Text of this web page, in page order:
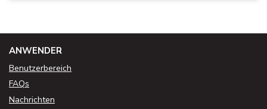
ANWENDER
Benutzerbereich
FAQs
Nachrichten